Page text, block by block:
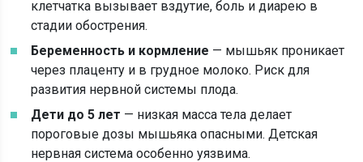
клетчатка вызывает вздутие, боль и диарею в
стадии обострения.
Беременность и кормление — мышьяк проникает
через плаценту и в грудное молоко. Риск для
развития нервной системы плода.
Дети до 5 лет — низкая масса тела делает
пороговые дозы мышьяка опасными. Детская
нервная система особенно уязвима.